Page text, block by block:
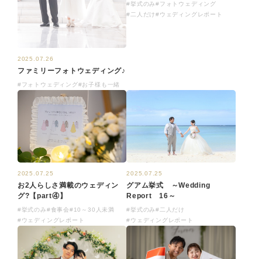
2025.07.26
ファミリーフォトウェディング♪
#フォトウェディング#お子様も一緒
#挙式のみ#フォトウェディング
#二人だけ#ウェディングレポート
2025.07.25
お2人らしさ満載のウェディン
グ?【part④】
#挙式のみ#食事会#10～30人未満
#ウェディングレポート
2025.07.25
グアム挙式 ～Wedding
Report 16～
#挙式のみ#二人だけ
#ウェディングレポート